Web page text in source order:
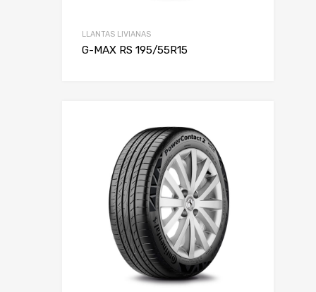
LLANTAS LIVIANAS
G-MAX RS 195/55R15